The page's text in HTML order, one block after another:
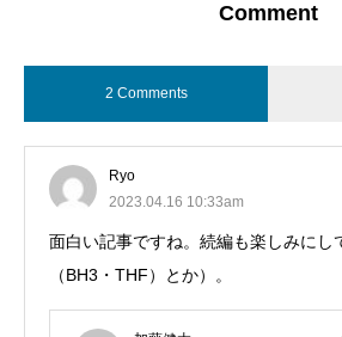
Comment
2 Comments
Ryo
2023.04.16 10:33am
面白い記事ですね。続編も楽しみにし
（BH3・THF）とか）。